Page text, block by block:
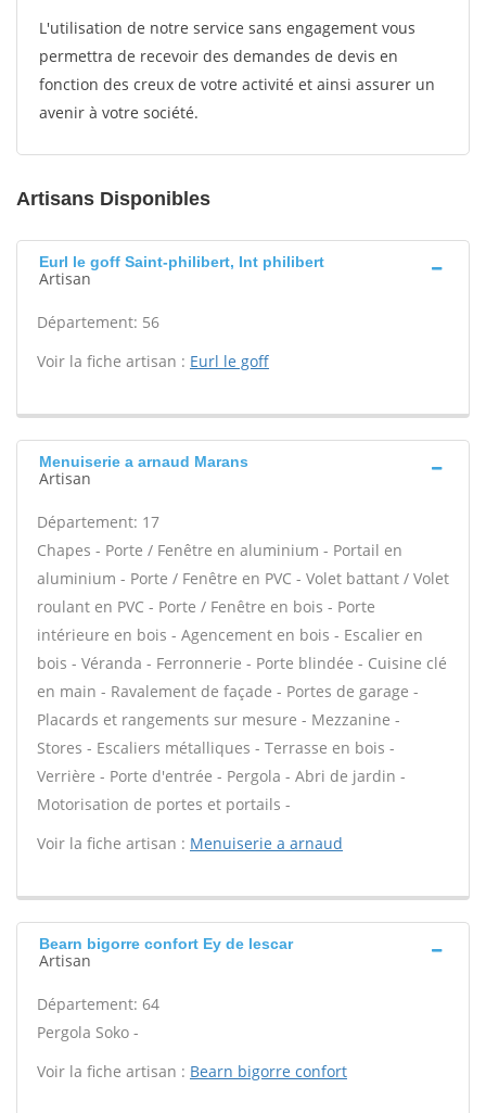
L'utilisation de notre service sans engagement vous
permettra de recevoir des demandes de devis en
fonction des creux de votre activité et ainsi assurer un
avenir à votre société.
Artisans Disponibles
Eurl le goff Saint-philibert, Int philibert
Artisan
Département: 56
Voir la fiche artisan : Eurl le goff
Menuiserie a arnaud Marans
Artisan
Département: 17
Chapes - Porte / Fenêtre en aluminium - Portail en
aluminium - Porte / Fenêtre en PVC - Volet battant / Volet
roulant en PVC - Porte / Fenêtre en bois - Porte
intérieure en bois - Agencement en bois - Escalier en
bois - Véranda - Ferronnerie - Porte blindée - Cuisine clé
en main - Ravalement de façade - Portes de garage -
Placards et rangements sur mesure - Mezzanine -
Stores - Escaliers métalliques - Terrasse en bois -
Verrière - Porte d'entrée - Pergola - Abri de jardin -
Motorisation de portes et portails -
Voir la fiche artisan : Menuiserie a arnaud
Bearn bigorre confort Ey de lescar
Artisan
Département: 64
Pergola Soko -
Voir la fiche artisan : Bearn bigorre confort